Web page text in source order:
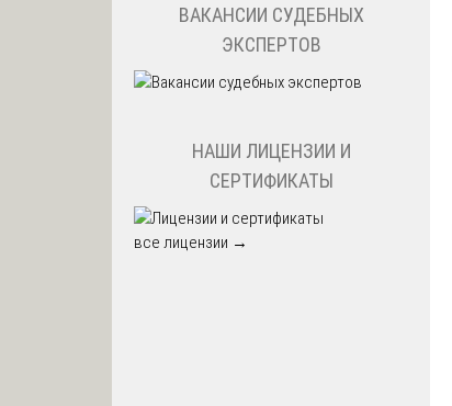
ВАКАНСИИ СУДЕБНЫХ
ЭКСПЕРТОВ
НАШИ ЛИЦЕНЗИИ И
СЕРТИФИКАТЫ
все лицензии →